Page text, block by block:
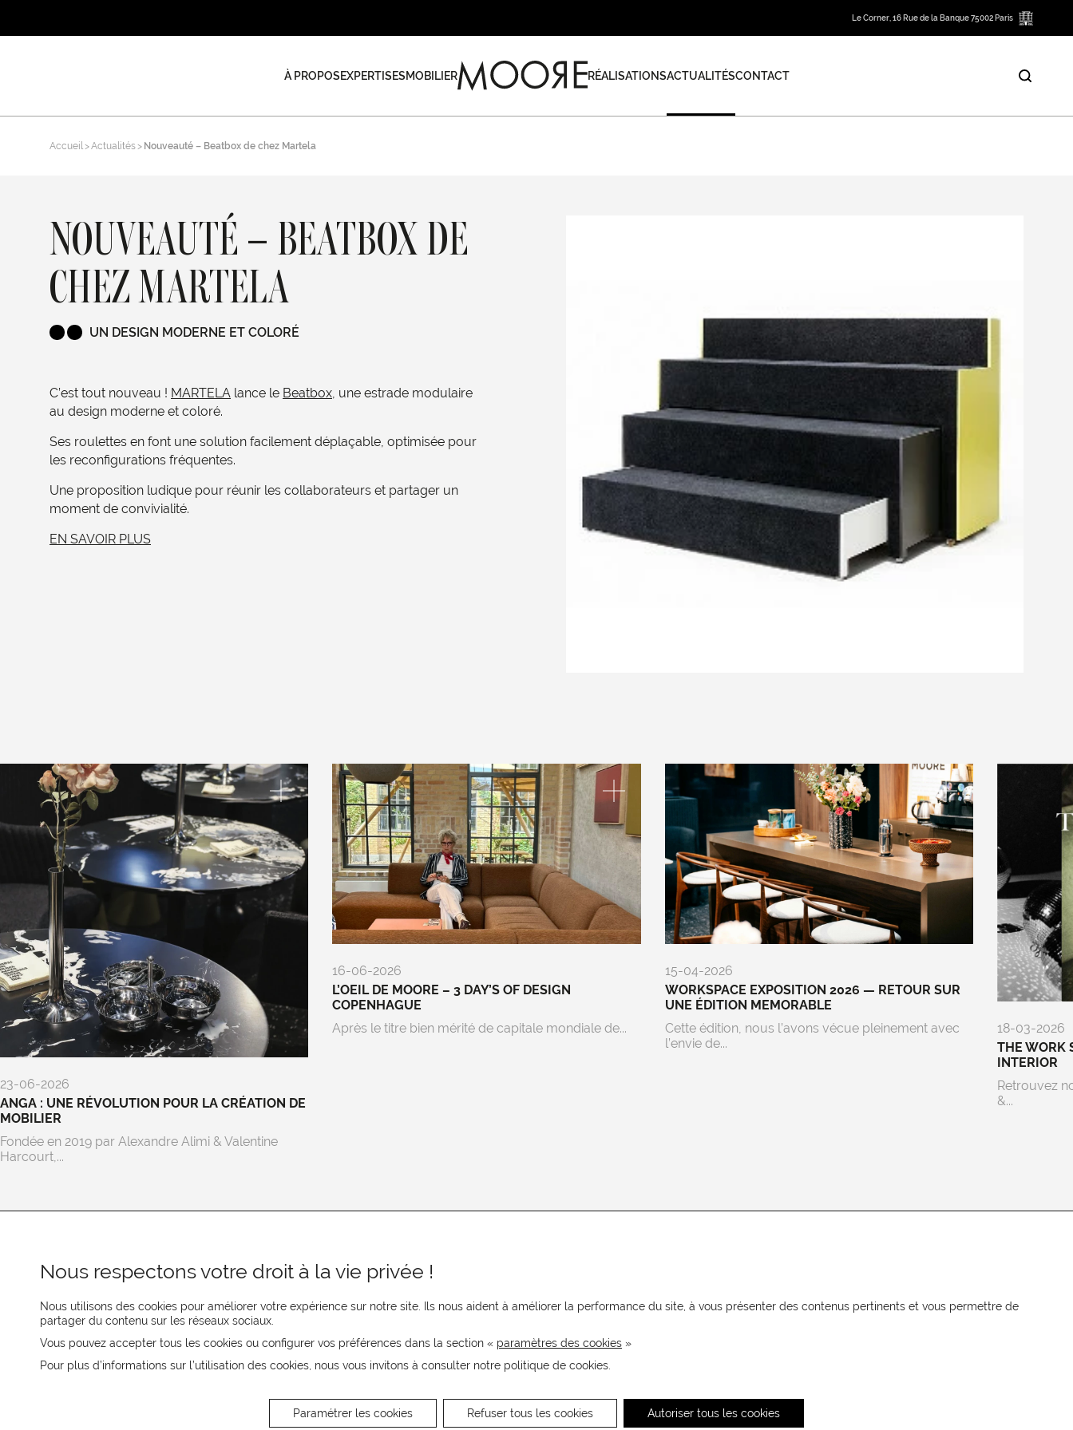
Le Corner, 16 Rue de la Banque 75002 Paris
À PROPOSEXPERTISESMOBILIER RÉALISATIONSACTUALITÉSCONTACT
Accueil Actualités Nouveauté – Beatbox de chez Martela
NOUVEAUTÉ – BEATBOX DE
CHEZ MARTELA
UN DESIGN MODERNE ET COLORÉ
C’est tout nouveau ! MARTELA lance le Beatbox, une estrade modulaire
au design moderne et coloré.
Ses roulettes en font une solution facilement déplaçable, optimisée pour
les reconfigurations fréquentes.
Une proposition ludique pour réunir les collaborateurs et partager un
moment de convivialité.
EN SAVOIR PLUS
23-06-2026
ANGA : UNE RÉVOLUTION POUR LA CRÉATION DE
MOBILIER
Fondée en 2019 par Alexandre Alimi & Valentine
Harcourt,...
16-06-2026
L’OEIL DE MOORE – 3 DAY’S OF DESIGN
COPENHAGUE
Après le titre bien mérité de capitale mondiale de...
15-04-2026
WORKSPACE EXPOSITION 2026 — RETOUR SUR
UNE ÉDITION MEMORABLE
Cette édition, nous l’avons vécue pleinement avec
l’envie de...
18-03-2026
THE WORK
INTERIOR
Retrouvez
&...
REJOIGNEZ-NOUS
CONTACTEZ-NOUS
Recevez les actualités MOORE en
Nous respectons votre droit à la vie privée !
Nous utilisons des cookies pour améliorer votre expérience sur notre site. Ils nous aident à améliorer la performance du site, à vous présenter des contenus pertinents et vous permettre de
partager du contenu sur les réseaux sociaux.
Vous pouvez accepter tous les cookies ou configurer vos préférences dans la section « paramètres des cookies »
Pour plus d’informations sur l’utilisation des cookies, nous vous invitons à consulter notre politique de cookies.
Autoriser tous les cookies
Refuser tous les cookies
Paramétrer les cookies